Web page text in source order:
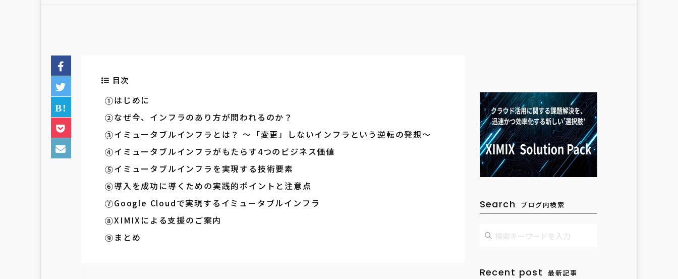
目次
はじめに
なぜ今、インフラのあり方が問われるのか？
イミュータブルインフラとは？ ～「変更」しないインフラという逆転の発想～
イミュータブルインフラがもたらす4つのビジネス価値
イミュータブルインフラを実現する技術要素
導入を成功に導くための実践的ポイントと注意点
Google Cloudで実現するイミュータブルインフラ
XIMIXによる支援のご案内
まとめ
Search ブログ内検索
Recent post 最新記事